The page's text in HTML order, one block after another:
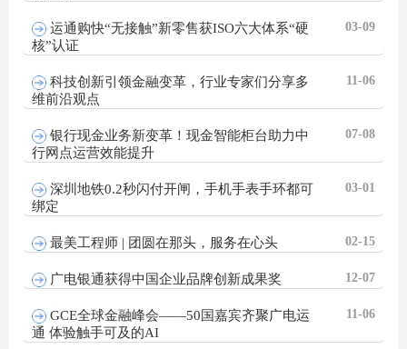
运通购快“无接触”新零售获ISO六大体系“硬
核”认证
03-09
科技创新引领金融变革，行业专家们分享多
维前沿观点
11-06
银行现金业务新变革！现金智能柜台助力中
行网点运营效能提升
07-08
深圳地铁0.2秒闪付开闸，手机手表手环都可
绑定
03-01
最美工程师 | 团圆在那头，服务在心头 02-15
广电银通获得中国企业品牌创新成果奖 12-07
GCE全球金融峰会——50国嘉宾齐聚广电运
通 体验触手可及的AI
11-06